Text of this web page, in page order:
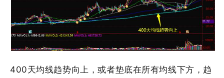
400天均线趋势向上，或者垫底在所有均线下方，趋